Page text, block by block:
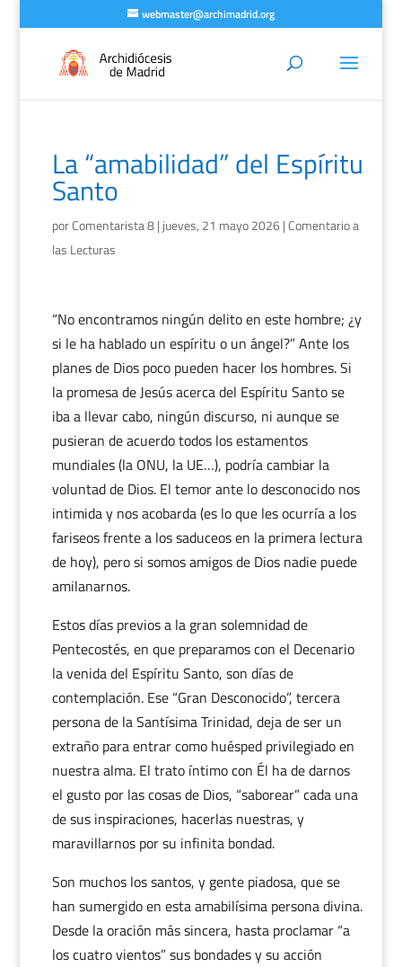
webmaster@archimadrid.org
La “amabilidad” del Espíritu
Santo
porComentarista 8| jueves, 21 mayo 2026|Comentario a
las Lecturas
“No encontramos ningún delito en este hombre; ¿y
si le ha hablado un espíritu o un ángel?” Ante los
planes de Dios poco pueden hacer los hombres. Si
la promesa de Jesús acerca del Espíritu Santo se
iba a llevar cabo, ningún discurso, ni aunque se
pusieran de acuerdo todos los estamentos
mundiales (la ONU, la UE…), podría cambiar la
voluntad de Dios. El temor ante lo desconocido nos
intimida y nos acobarda (es lo que les ocurría a los
fariseos frente a los saduceos en la primera lectura
de hoy), pero si somos amigos de Dios nadie puede
amilanarnos.
Estos días previos a la gran solemnidad de
Pentecostés, en que preparamos con el Decenario
la venida del Espíritu Santo, son días de
contemplación. Ese “Gran Desconocido”, tercera
persona de la Santísima Trinidad, deja de ser un
extraño para entrar como huésped privilegiado en
nuestra alma. El trato íntimo con Él ha de darnos
el gusto por las cosas de Dios, “saborear” cada una
de sus inspiraciones, hacerlas nuestras, y
maravillarnos por su infinita bondad.
Son muchos los santos, y gente piadosa, que se
han sumergido en esta amabilísima persona divina.
Desde la oración más sincera, hasta proclamar “a
los cuatro vientos” sus bondades y su acción